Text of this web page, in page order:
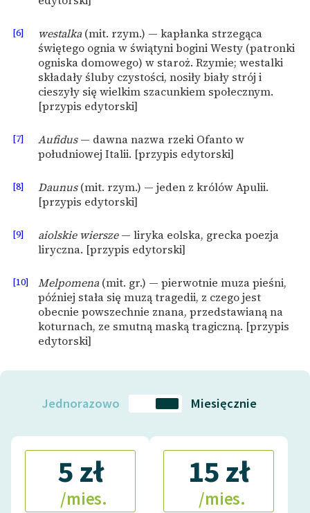
[6] westalka(mit. rzym.) — kapłanka strzegąca
świętego ognia w świątyni bogini Westy (patronki
ogniska domowego) w staroż. Rzymie; westalki
składały śluby czystości, nosiły biały strój i
cieszyły się wielkim szacunkiem społecznym.
[przypis edytorski]
[7] Aufidus— dawna nazwa rzeki Ofanto w
południowej Italii. [przypis edytorski]
[8] Daunus(mit. rzym.) — jeden z królów Apulii.
[przypis edytorski]
[9] aiolskie wiersze— liryka eolska, grecka poezja
liryczna. [przypis edytorski]
[10] Melpomena(mit. gr.) — pierwotnie muza pieśni,
później stała się muzą tragedii, z czego jest
obecnie powszechnie znana, przedstawianą na
koturnach, ze smutną maską tragiczną. [przypis
edytorski]
Jednorazowo Miesięcznie
5 zł
/mies.
15 zł
/mies.